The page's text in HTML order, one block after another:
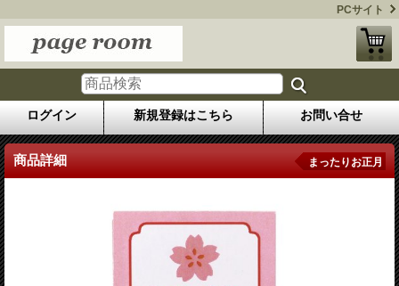
PCサイト
ログイン 新規登録はこちら お問い合せ
商品詳細 まったりお正月